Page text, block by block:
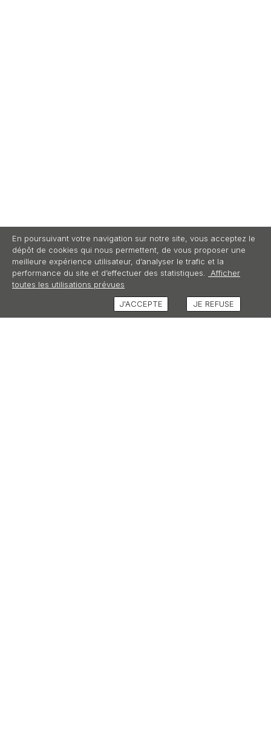
En poursuivant votre navigation sur notre site, vous acceptez le
dépôt de cookies qui nous permettent, de vous proposer une
meilleure expérience utilisateur, d’analyser le trafic et la
performance du site et d’effectuer des statistiques.
Afficher
toutes les utilisations prévues
J'ACCEPTE
JE REFUSE